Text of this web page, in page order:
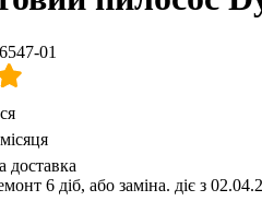
01
доставка
6 діб, або заміна. діє з